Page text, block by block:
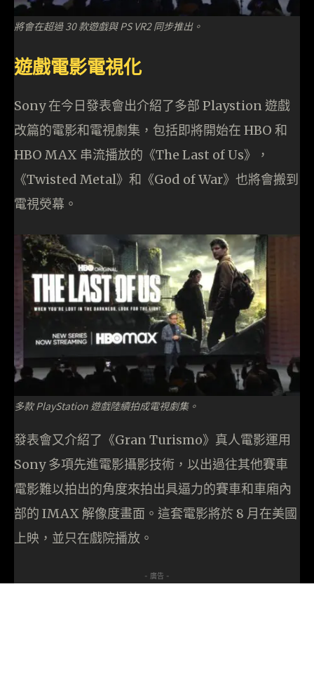
將會在超過 30 款遊戲與 PS VR2 同步推出。
遊戲電影電視化
Sony 在今日發表會出介紹了多部 Playstion 遊戲
改篇的電影和電視劇集，包括即將開始在 HBO 和
HBO MAX 串流播放的《The Last of Us》，
《Twisted Metal》和《God of War》也將會搬到
電視熒幕。
多款 PlayStation 遊戲陸續拍成電視劇集。
發表會又介紹了《Gran Turismo》真人電影運用
Sony 多項先進電影攝影技術，以出過往其他賽車
電影難以拍出的角度來拍出具逼力的賽車和車廂內
部的 IMAX 解像度畫面。這套電影將於 8 月在美國
上映，並只在戲院播放。
- 廣告 -